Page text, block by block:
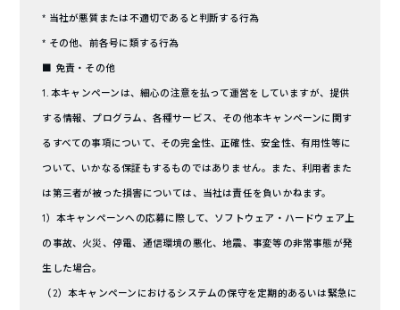
* 当社が悪質または不適切であると判断する行為
* その他、前各号に類する行為
■ 免責・その他
1. 本キャンペーンは、細心の注意を払って運営をしていますが、提供
する情報、プログラム、各種サービス、その他本キャンペーンに関す
るすべての事項について、その完全性、正確性、安全性、有用性等に
ついて、いかなる保証もするものではありません。また、利用者また
は第三者が被った損害については、当社は責任を負いかねます。
1）本キャンペーンへの応募に際して、ソフトウェア・ハードウェア上
の事故、火災、停電、通信環境の悪化、地震、事変等の非常事態が発
生した場合。
（2）本キャンペーンにおけるシステムの保守を定期的あるいは緊急に